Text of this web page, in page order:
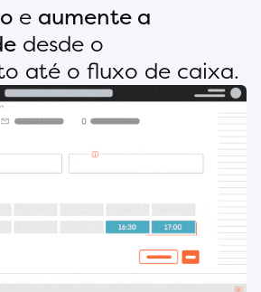
e aumente a
desde o
até o fluxo de caixa.